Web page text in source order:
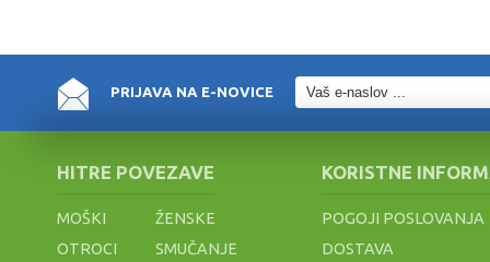
PRIJAVA NA E-NOVICE
HITRE POVEZAVE
MOŠKI
ŽENSKE
OTROCI
SMUČANJE
KORISTNE
POGOJI POSLOVANJA
DOSTAVA